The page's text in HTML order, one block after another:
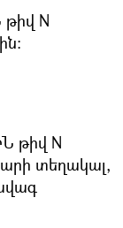
N
թիվ N
տեղակալ,